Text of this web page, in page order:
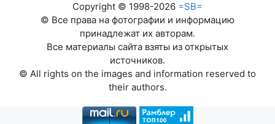
Copyright © 1998-2026 =SB=
© Все права на фотографии и информацию
принадлежат их авторам.
Все материалы сайта взяты из открытых
источников.
© All rights on the images and information reserved to
their authors.